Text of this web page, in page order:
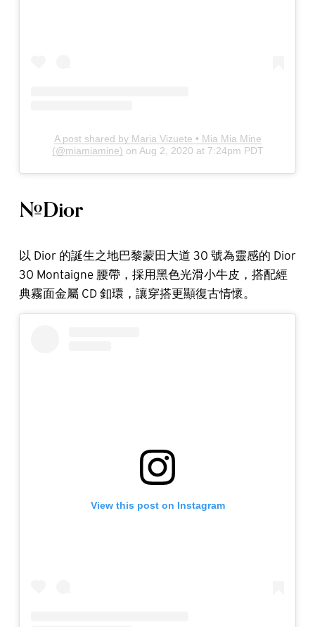
A post shared by Maria Vizuete • Mia Mia Mine
(@miamiamine) on Aug 2, 2020 at 7:24pm PDT
#Dior
以 Dior 的誕生之地巴黎蒙田大道 30 號為靈感的 Dior
30 Montaigne 腰帶，採用黑色光滑小牛皮，搭配經
典霧面金屬 CD 釦環，讓穿搭更顯復古情懷。
View this post on Instagram